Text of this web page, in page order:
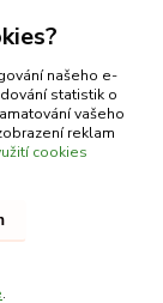
našeho e-
statistik o
vašeho
reklam
cookies
.